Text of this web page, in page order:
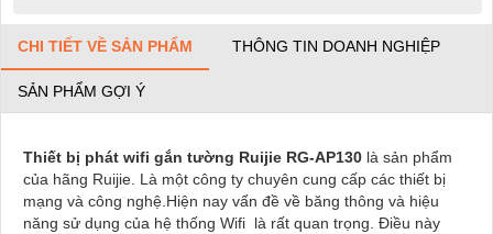
CHI TIẾT VỀ SẢN PHẨM THÔNG TIN DOANH NGHIỆP
SẢN PHẨM GỢI Ý
Thiết bị phát wifi gắn tường Ruijie RG-AP130 là sản phẩm
của hãng Ruijie. Là một công ty chuyên cung cấp các thiết bị
mạng và công nghệ.Hiện nay vấn đề về băng thông và hiệu
năng sử dụng của hệ thống Wifi là rất quan trọng. Điều này